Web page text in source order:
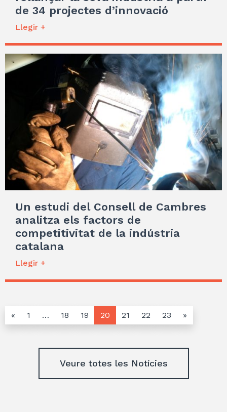
de 34 projectes d’innovació
Llegir +
Un estudi del Consell de Cambres
analitza els factors de
competitivitat de la indústria
catalana
Llegir +
« 1 … 18 19 20 21 22 23 »
Veure totes les Notícies